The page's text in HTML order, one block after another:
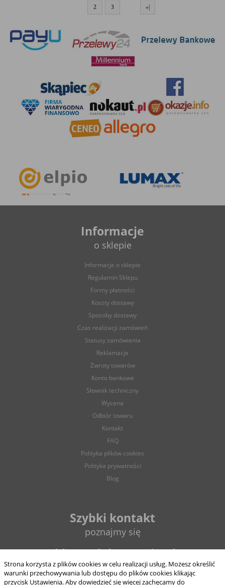
Strona korzysta z plików cookies w celu realizacji usług. Możesz określić
warunki przechowywania lub dostępu do plików cookies klikając
przycisk Ustawienia. Aby dowiedzieć się więcej zachęcamy do
2 3 »|
Informacje
o sklepie
Informacje o sklepie
Regulamin Sklepu
Formy płatności
Koszty dostawy
Sposoby dostawy
Czas realizacji zamówień
Statusy zamówienia
Reklamacje
Zwroty towarów
Konto bankowe
Słownik techniczny
Wycena
Odbiór towaru
Kontakt
FAQ
Polityka plików cookies
Polityka prywatności
Blog
Szybki kontakt
poznajmy się
sklep@elektrycznie.pl
693 897 124